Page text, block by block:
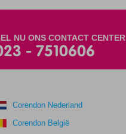
NU ONS CONTACT CENTER
- 7510606
Corendon Nederland
Corendon België